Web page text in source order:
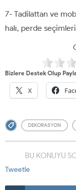
7- Tadilattan ve
halı, perde
Bizlere Destek Olup
X
DEKORASYON
BU KONUYU
Tweetle